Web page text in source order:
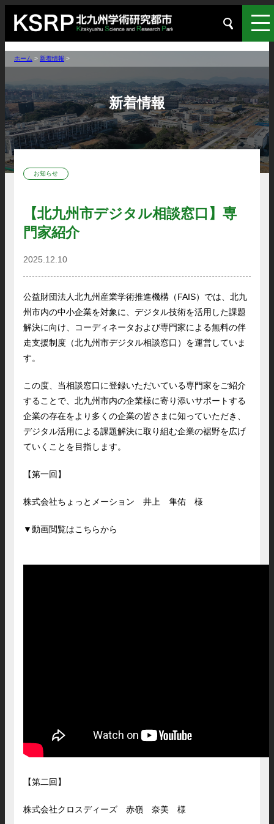
ホーム >新着情報 >
新着情報
お知らせ
【北九州市デジタル相談窓口】専
門家紹介
2025.12.10
公益財団法人北九州産業学術推進機構（FAIS）では、北九
州市内の中小企業を対象に、デジタル技術を活用した課題
解決に向け、コーディネータおよび専門家による無料の伴
走支援制度（北九州市デジタル相談窓口）を運営していま
す。
この度、当相談窓口に登録いただいている専門家をご紹介
することで、北九州市内の企業様に寄り添いサポートする
企業の存在をより多くの企業の皆さまに知っていただき、
デジタル活用による課題解決に取り組む企業の裾野を広げ
ていくことを目指します。
【第一回】
株式会社ちょっとメーション 井上 隼佑 様
▼動画閲覧はこちらから
【第二回】
株式会社クロスディーズ 赤嶺 奈美 様